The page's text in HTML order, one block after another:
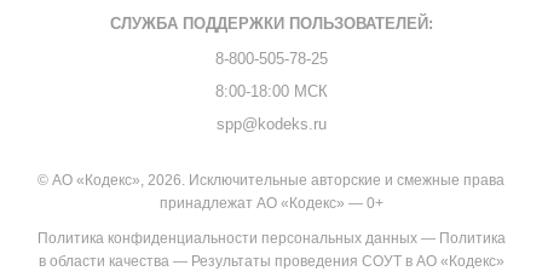
СЛУЖБА ПОДДЕРЖКИ ПОЛЬЗОВАТЕЛЕЙ:
8-800-505-78-25
8:00-18:00 МСК
spp@kodeks.ru
© АО «Кодекс», 2026. Исключительные авторские и смежные права
принадлежат АО «Кодекс» — 0+
Политика конфиденциальности персональных данных— Политика
в области качества— Результаты проведения СОУТ в АО «Кодекс»